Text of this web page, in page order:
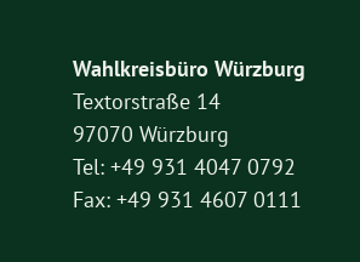
Wahlkreisbüro Würzburg
Textorstraße 14
97070 Würzburg
Tel: +49 931 4047 0792
Fax: +49 931 4607 0111